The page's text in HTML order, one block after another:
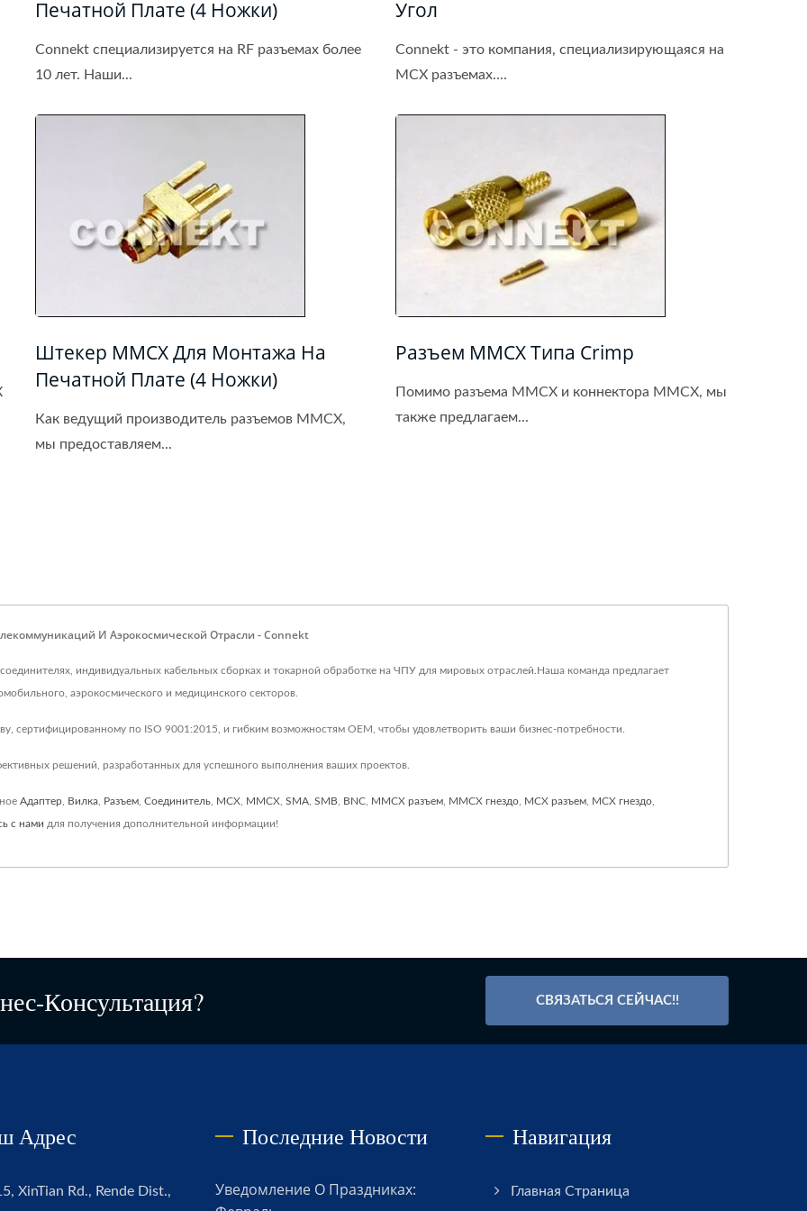
Печатной Плате (4 Ножки)
Connekt специализируется на RF разъемах более
10 лет. Наши...
Угол
Connekt - это компания, специализирующаяся на
MCX разъемах....
Штекер MMCX Для Монтажа На
Печатной Плате (4 Ножки)
Как ведущий производитель разъемов MMCX,
мы предоставляем...
Разъем MMCX Типа Crimp
Помимо разъема MMCX и коннектора MMCX, мы
также предлагаем...
И Аэрокосмической Отрасли - Connekt
индивидуальных кабельных сборках и токарной обработке на ЧПУ для мировых отраслей.Наша команда предлагает
аэрокосмического и медицинского секторов.
сертифицированному по ISO 9001:2015, и гибким возможностям OEM, чтобы удовлетворить ваши бизнес-потребности.
решений, разработанных для успешного выполнения ваших проектов.
Адаптер Вилка Разъем Соединитель MCX MMCX SMA SMB BNC MMCX разъем MMCX гнездо MCX разъем MCX гнездо
с нами для получения дополнительной информации!
Консультация? СВЯЗАТЬСЯ СЕЙЧАС!!
Адрес
XinTian Rd., Rende Dist.,
Последние Новости
Уведомление О Праздниках:
Навигация
Главная Страница